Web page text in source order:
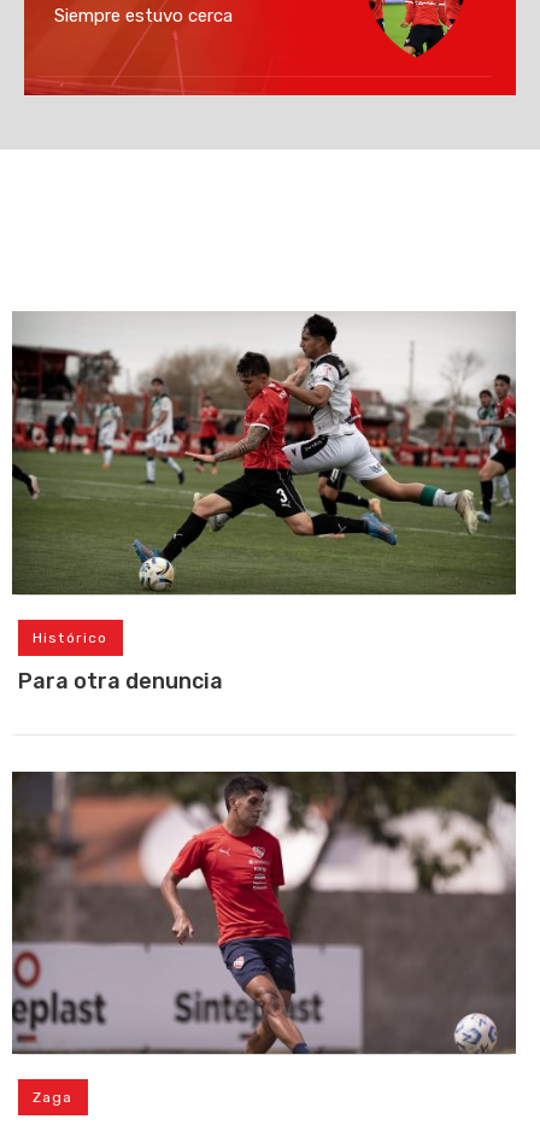
Siempre estuvo cerca
Histórico
Para otra denuncia
Zaga